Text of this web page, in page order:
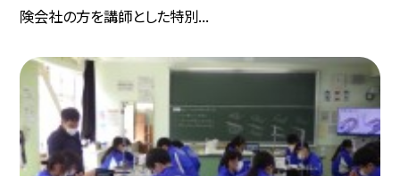
険会社の方を講師とした特別...